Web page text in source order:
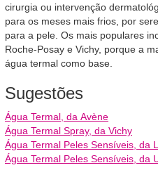
cirurgia ou intervenção
para os meses mais frios, por
para a pele. Os mais populares
Roche-Posay e Vichy, porque a
água termal como base.
Sugestões
Água Termal, da Avène
Água Termal Spray, da Vichy
Água Termal Peles Sensíveis, da
Água Termal Peles Sensíveis, da